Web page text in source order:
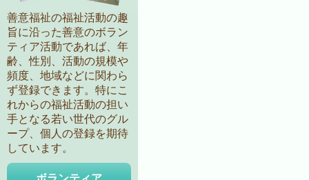
善意福祉の福祉活動の趣
旨に沿った善意のボラン
ティア活動であれば、年
齢、性別、活動の規模や
頻度、地域などに関わら
ず登録できます。特にこ
れからの福祉活動の担い
手となる若い世代のグル
ープ、個人の登録を期待
しています。